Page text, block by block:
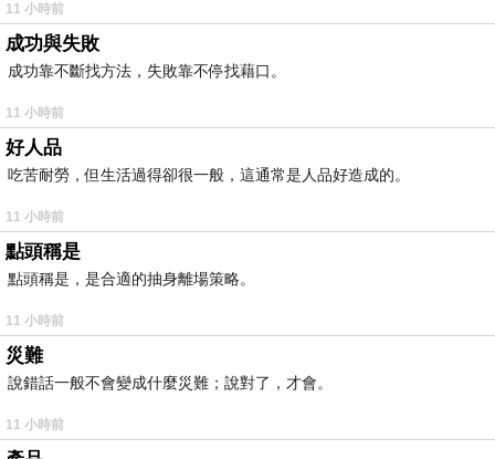
11 小時前
成功與失敗
成功靠不斷找方法，失敗靠不停找藉口。
11 小時前
好人品
吃苦耐勞，但生活過得卻很一般，這通常是人品好造成的。
11 小時前
點頭稱是
點頭稱是，是合適的抽身離場策略。
11 小時前
災難
說錯話一般不會變成什麼災難；說對了，才會。
11 小時前